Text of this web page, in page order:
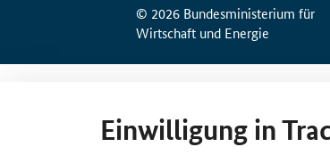
© 2026 Bundesministerium für
Wirtschaft und Energie
Einwilligung in